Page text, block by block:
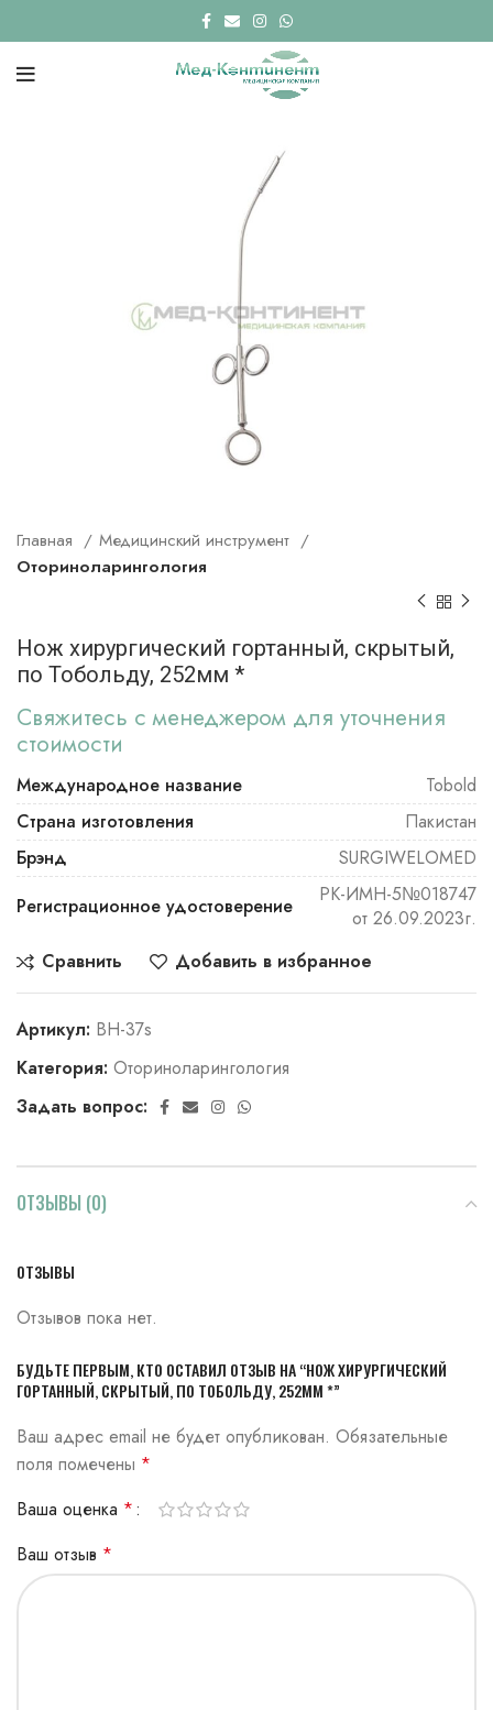
Главная
Медицинский инструмент
Оториноларингология
Нож хирургический гортанный, скрытый,
по Тобольду, 252мм *
Свяжитесь с менеджером для уточнения
стоимости
Международное название
Tobold
Страна изготовления
Пакистан
Брэнд
SURGIWELOMED
Регистрационное удостоверение
РК-ИМН-5№018747
от 26.09.2023г.
Сравнить
Добавить в избранное
Артикул: ВН-37s
Категория: Оториноларингология
Задать вопрос:
ОТЗЫВЫ (0)
ОТЗЫВЫ
Отзывов пока нет.
БУДЬТЕ ПЕРВЫМ, КТО ОСТАВИЛ ОТЗЫВ НА “НОЖ ХИРУРГИЧЕСКИЙ
ГОРТАННЫЙ, СКРЫТЫЙ, ПО ТОБОЛЬДУ, 252ММ *”
Ваш адрес email не будет опубликован. Обязательные
поля помечены *
Ваша оценка *
Ваш отзыв *